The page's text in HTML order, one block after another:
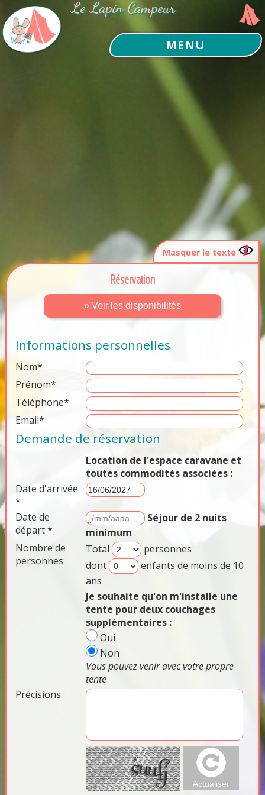
Le Lapin Campeur
MENU
Masquer le texte
Réservation
» Voir les disponibilités
Informations personnelles
Nom*
Prénom*
Téléphone*
Email*
Demande de réservation
Location de l'espace caravane et
toutes commodités associées :
Date d'arrivée
*
Date de
départ *
Séjour de 2 nuits
minimum
Nombre de
personnes
Total
personnes
dont
enfants de moins de 10
ans
Je souhaite qu'on m'installe une
tente pour deux couchages
supplémentaires :
Oui
Non
Vous pouvez venir avec votre propre
tente
Précisions